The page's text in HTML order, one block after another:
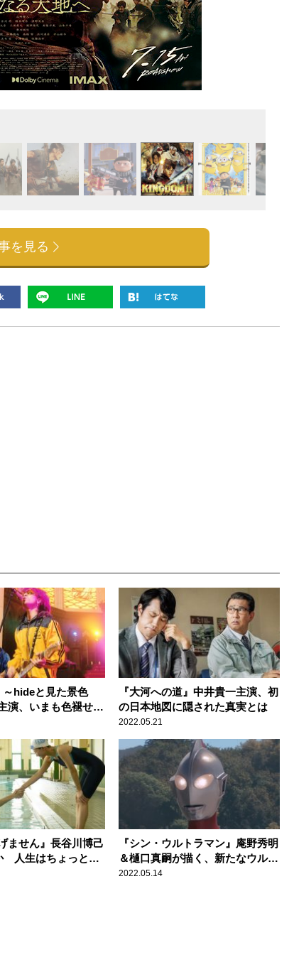
を見る
hideと見た景色
演、いまも色褪せる
『大河への道』中井貴一主演、初
の日本地図に隠された真実とは
2022.05.21
ません』長谷川博己
人生はちょっと切
『シン・ウルトラマン』庵野秀明
＆樋口真嗣が描く、新たなウルト
ラマンの世界
2022.05.14